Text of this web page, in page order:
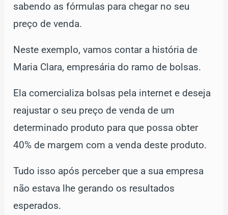
sabendo as fórmulas para chegar no seu
preço de venda.
Neste exemplo, vamos contar a história de
Maria Clara, empresária do ramo de bolsas.
Ela comercializa bolsas pela internet e deseja
reajustar o seu preço de venda de um
determinado produto para que possa obter
40% de margem com a venda deste produto.
Tudo isso após perceber que a sua empresa
não estava lhe gerando os resultados
esperados.